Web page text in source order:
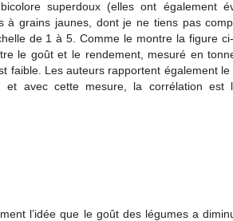
superdoux (elles ont également
à grains jaunes, dont je ne tiens pas
de 1 à 5. Comme le montre la figure
le goût et le rendement, mesuré en
faible. Les auteurs rapportent également
et avec cette mesure, la corrélation est
l’idée que le goût des légumes a